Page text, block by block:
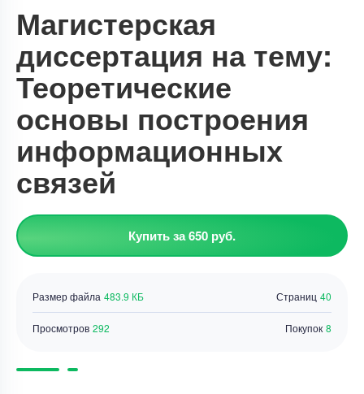
Магистерская
диссертация на тему:
Теоретические
основы построения
информационных
связей
Купить за 650 руб.
Страниц 40
Размер файла 483.9 КБ
Просмотров 292 Покупок 8